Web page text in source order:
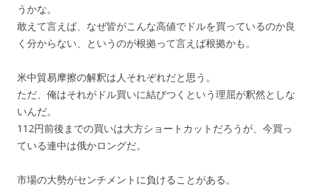
うかな。
敢えて言えば、なぜ皆がこんな高値でドルを買っているのか良
く分からない、というのが根拠って言えば根拠かも。
米中貿易摩擦の解釈は人それぞれだと思う。
ただ、俺はそれがドル買いに結びつくという理屈が釈然としな
いんだ。
112円前後までの買いは大方ショートカットだろうが、今買っ
ている連中は俄かロングだ。
市場の大勢がセンチメントに負けることがある。